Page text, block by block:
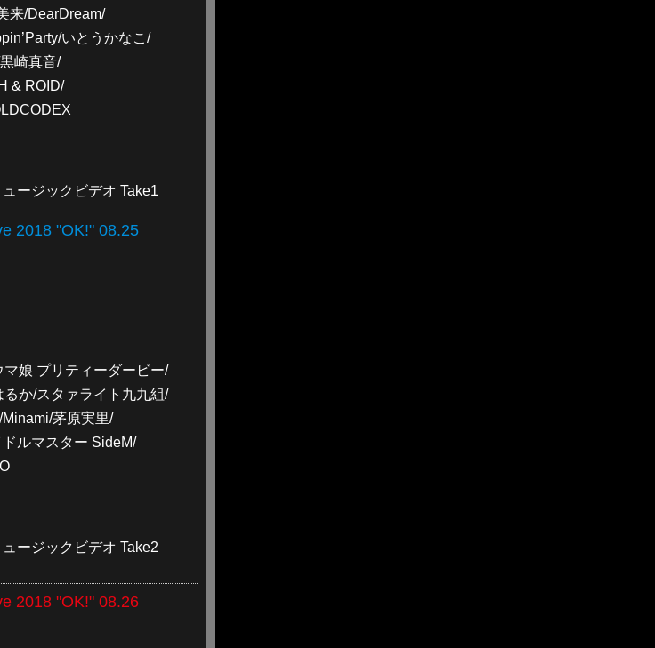
来/DearDream/
いとうかなこ/
崎真音/
& ROID/
ージックビデオ Take1
2018 "OK!" 08.25
娘 プリティーダービー/
か/スタァライト九九組/
茅原実里/
ルマスター SideM/
ージックビデオ Take2
2018 "OK!" 08.26